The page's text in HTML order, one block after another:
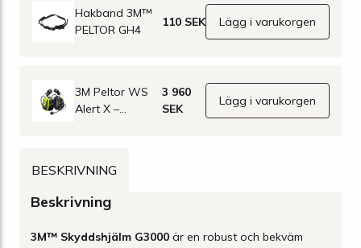
Hakband 3M™
PELTOR GH4
110 SEK Lägg i varukorgen
3M Peltor WS
Alert X –
3 960
SEK
Lägg i varukorgen
BESKRIVNING
Beskrivning
3M™ Skyddshjälm G3000 är en robust och bekväm